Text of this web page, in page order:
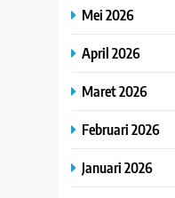
Mei 2026
April 2026
Maret 2026
Februari 2026
Januari 2026